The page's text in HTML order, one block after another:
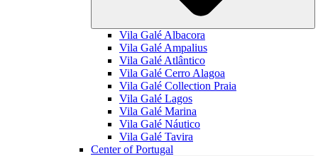
Vila Galé Albacora
Vila Galé Ampalius
Vila Galé Atlântico
Vila Galé Cerro Alagoa
Vila Galé Collection Praia
Vila Galé Lagos
Vila Galé Marina
Vila Galé Náutico
Vila Galé Tavira
Center of Portugal